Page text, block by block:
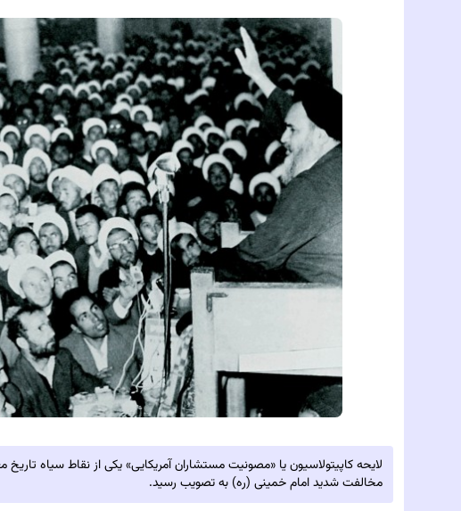
مخالفت شدید امام خمینی (ره) به تصویب رسید.